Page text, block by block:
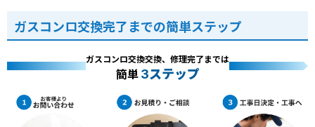
ガスコンロ交換完了までの簡単ステップ
ガスコンロ交換交換、修理完了までは
簡単 3ステップ